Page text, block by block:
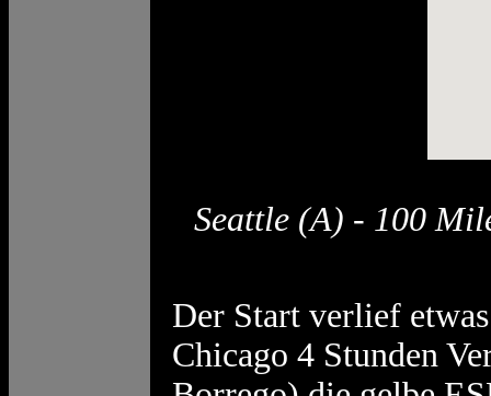
Seattle (A) - 100
Der Start verlief
Chicago 4 Stunden